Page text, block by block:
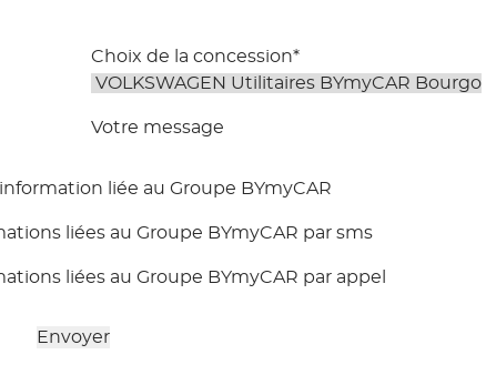
Choix de la concession*
Votre message
liée au Groupe BYmyCAR
liées au Groupe BYmyCAR par sms
liées au Groupe BYmyCAR par appel